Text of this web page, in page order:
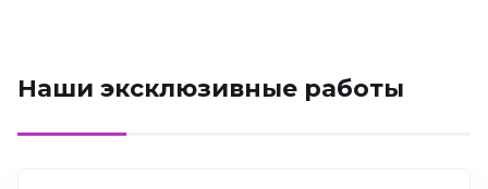
Наши эксклюзивные работы